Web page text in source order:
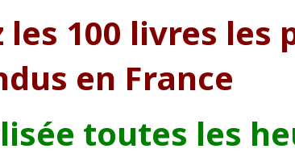
les 100 livres les
en France
toutes les